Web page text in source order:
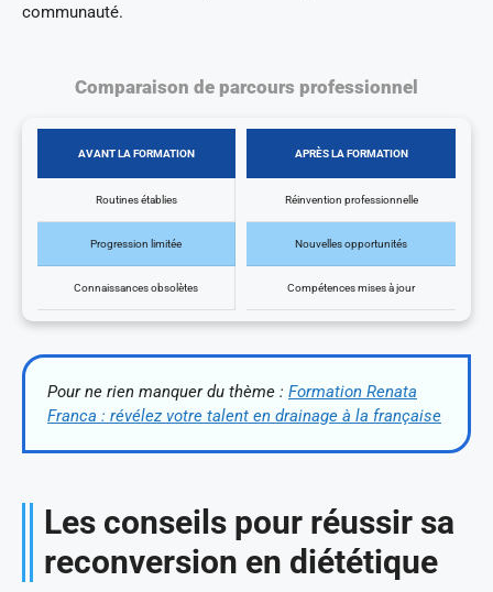
communauté.
Comparaison de parcours professionnel
AVANT LA FORMATION APRÈS LA FORMATION
Routines établies Réinvention professionnelle
Progression limitée Nouvelles opportunités
Connaissances obsolètes Compétences mises à jour
Pour ne rien manquer du thème : Formation Renata
Franca : révélez votre talent en drainage à la française
Les conseils pour réussir sa
reconversion en diététique